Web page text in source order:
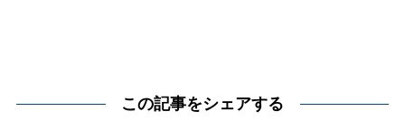
この記事をシェアする